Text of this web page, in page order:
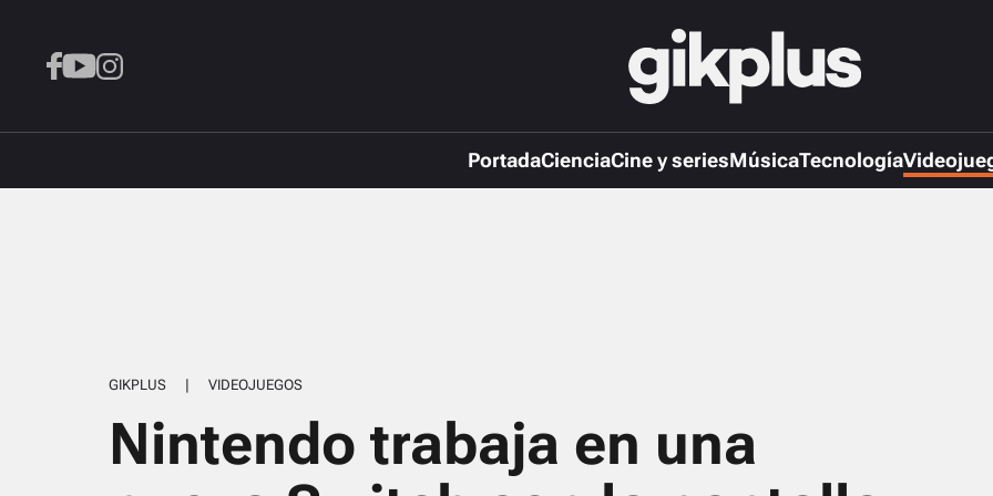
PortadaCienciaCine y seriesMúsicaTecnología
GIKPLUS | VIDEOJUEGOS
Nintendo trabaja en una